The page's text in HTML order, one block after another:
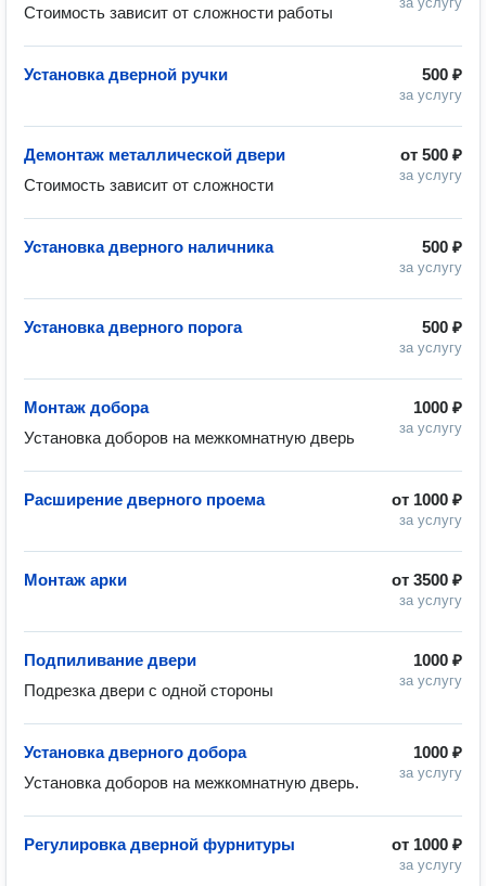
Стоимость зависит от сложности работы
500 ₽
за услугу
Установка дверной ручки
от 500 ₽
за услугу
Демонтаж металлической двери
Стоимость зависит от сложности
500 ₽
за услугу
Установка дверного наличника
500 ₽
за услугу
Установка дверного порога
1000 ₽
за услугу
Монтаж добора
Установка доборов на межкомнатную дверь
от 1000 ₽
за услугу
Расширение дверного проема
от 3500 ₽
за услугу
Монтаж арки
1000 ₽
за услугу
Подпиливание двери
Подрезка двери с одной стороны
1000 ₽
за услугу
Установка дверного добора
Установка доборов на межкомнатную дверь.
от 1000 ₽
за услугу
Регулировка дверной фурнитуры